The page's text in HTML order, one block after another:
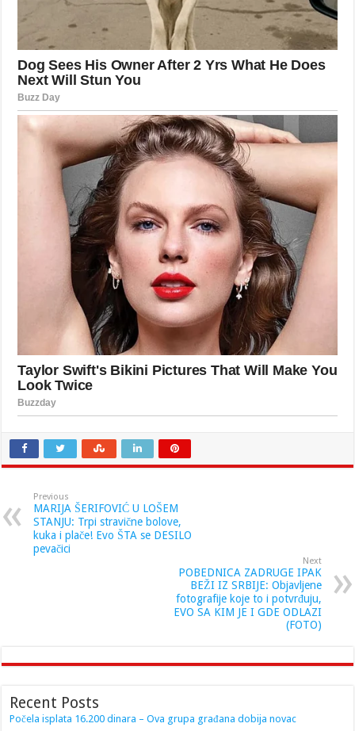
Previous
MARIJA ŠERIFOVIĆ U LOŠEM
STANJU: Trpi stravične bolove,
kuka i plače! Evo ŠTA se DESILO
pevačici
Next
POBEDNICA ZADRUGE IPAK
BEŽI IZ SRBIJE: Objavljene
fotografije koje to i potvrđuju,
EVO SA KIM JE I GDE ODLAZI
(FOTO)
Recent Posts
Počela isplata 16.200 dinara – Ova grupa građana dobija novac